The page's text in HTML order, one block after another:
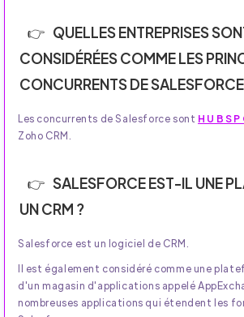
QUELLES ENTREPRISES
CONSIDÉRÉES COMME LES
CONCURRENTS DE
Les concurrents de Salesforce sont
Zoho CRM.
SALESFORCE EST-IL UNE
UN CRM ?
Salesforce est un logiciel de CRM.
Il est également considéré comme une
d'un magasin d'applications appelé
nombreuses applications qui étendent les